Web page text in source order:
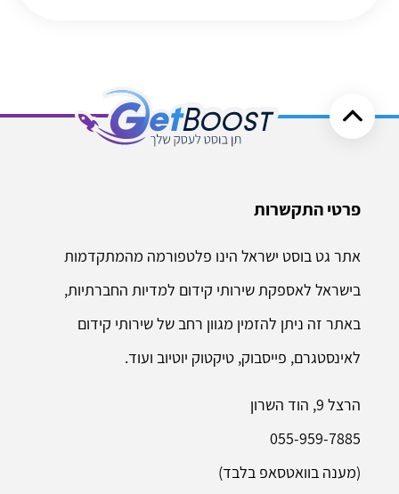
פרטי התקשרות
אתר גט בוסט ישראל הינו פלטפורמה מהמתקדמות
בישראל לאספקת שירותי קידום למדיות החברתיות,
באתר זה ניתן להזמין מגוון רחב של שירותי קידום
לאינסטגרם, פייסבוק, טיקטוק יוטיוב ועוד.
הרצל 9, הוד השרון
055-959-7885
(מענה בוואטסאפ בלבד)